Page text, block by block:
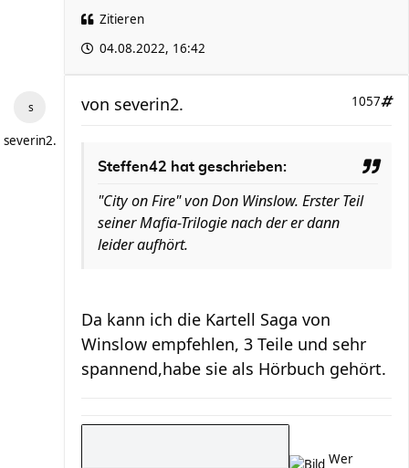
Zitieren
04.08.2022, 16:42
severin2.
1057
von severin2.
Steffen42 hat geschrieben:
"City on Fire" von Don Winslow. Erster Teil
seiner Mafia-Trilogie nach der er dann
leider aufhört.
Da kann ich die Kartell Saga von
Winslow empfehlen, 3 Teile und sehr
spannend,habe sie als Hörbuch gehört.
Wer